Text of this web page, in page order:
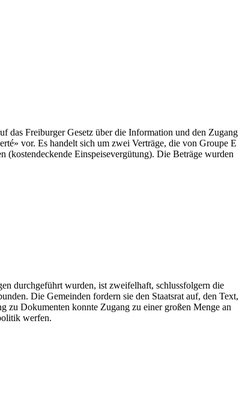
das Freiburger Gesetz über die Information und den Zugang
vor. Es handelt sich um zwei Verträge, die von Groupe E
Einspeisevergütung). Die Beträge wurden
durchgeführt wurden, ist zweifelhaft, schlussfolgern die
Die Gemeinden fordern sie den Staatsrat auf, den Text,
zu Dokumenten konnte Zugang zu einer großen Menge an
werfen.